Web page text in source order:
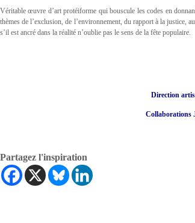
Véritable œuvre d’art protéiforme qui bouscule les codes en
thèmes de l’exclusion, de l’environnement, du rapport à la
s’il est ancré dans la réalité n’oublie pas le sens de la fête populaire.
Direction
Collaborations
Partagez l'inspiration